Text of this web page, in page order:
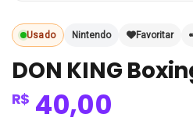
Usado Nintendo Favoritar
DON KING
R$ 40,00